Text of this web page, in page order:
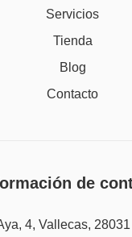
Servicios
Tienda
Blog
Contacto
de
4, Vallecas,